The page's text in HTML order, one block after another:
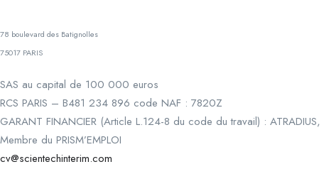
78 boulevard des Batignolles
75017 PARIS
SAS au capital de 100 000 euros
RCS PARIS – B481 234 896 code NAF : 7820Z
GARANT FINANCIER (Article L.124-8 du code du travail) :
Membre du PRISM’EMPLOI
cv@scientechinterim.com